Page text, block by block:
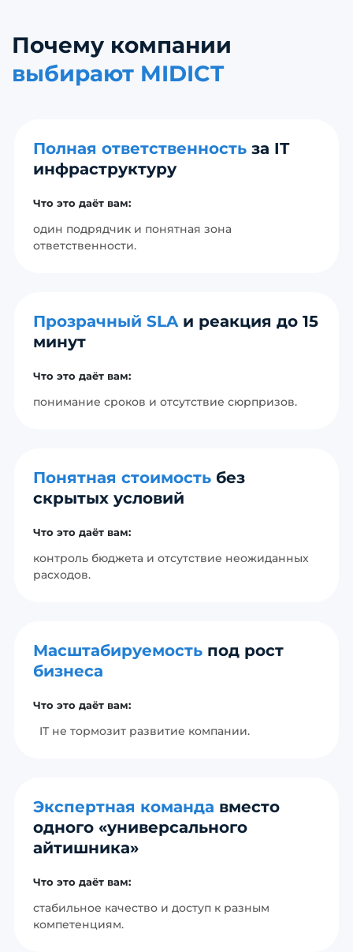
Почему компании
выбирают MIDICT
Полная ответственность за IT
инфраструктуру
Что это даёт вам:
один подрядчик и понятная зона
ответственности.
Прозрачный SLA и реакция до 15
минут
Что это даёт вам:
понимание сроков и отсутствие сюрпризов.
Понятная стоимость без
скрытых условий
Что это даёт вам:
контроль бюджета и отсутствие неожиданных
расходов.
Масштабируемость под рост
бизнеса
Что это даёт вам:
IT не тормозит развитие компании.
Экспертная команда вместо
одного «универсального
айтишника»
Что это даёт вам:
стабильное качество и доступ к разным
компетенциям.